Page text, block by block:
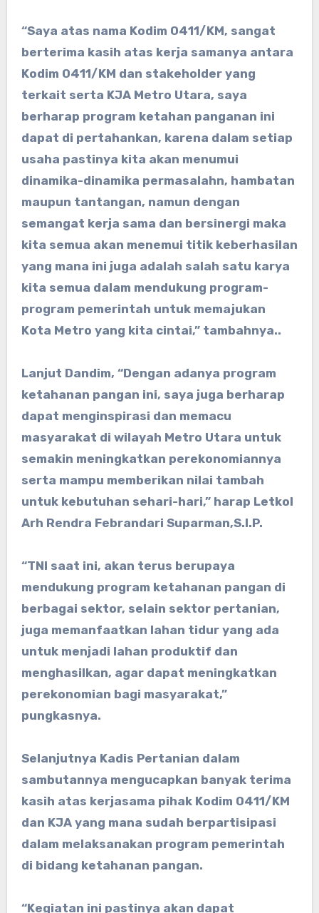
“Saya atas nama Kodim 0411/KM, sangat
berterima kasih atas kerja samanya antara
Kodim 0411/KM dan stakeholder yang
terkait serta KJA Metro Utara, saya
berharap program ketahan panganan ini
dapat di pertahankan, karena dalam setiap
usaha pastinya kita akan menumui
dinamika-dinamika permasalahn, hambatan
maupun tantangan, namun dengan
semangat kerja sama dan bersinergi maka
kita semua akan menemui titik keberhasilan
yang mana ini juga adalah salah satu karya
kita semua dalam mendukung program-
program pemerintah untuk memajukan
Kota Metro yang kita cintai,” tambahnya..
Lanjut Dandim, “Dengan adanya program
ketahanan pangan ini, saya juga berharap
dapat menginspirasi dan memacu
masyarakat di wilayah Metro Utara untuk
semakin meningkatkan perekonomiannya
serta mampu memberikan nilai tambah
untuk kebutuhan sehari-hari,” harap Letkol
Arh Rendra Febrandari Suparman,S.I.P.
“TNI saat ini, akan terus berupaya
mendukung program ketahanan pangan di
berbagai sektor, selain sektor pertanian,
juga memanfaatkan lahan tidur yang ada
untuk menjadi lahan produktif dan
menghasilkan, agar dapat meningkatkan
perekonomian bagi masyarakat,”
pungkasnya.
Selanjutnya Kadis Pertanian dalam
sambutannya mengucapkan banyak terima
kasih atas kerjasama pihak Kodim 0411/KM
dan KJA yang mana sudah berpartisipasi
dalam melaksanakan program pemerintah
di bidang ketahanan pangan.
“Kegiatan ini pastinya akan dapat